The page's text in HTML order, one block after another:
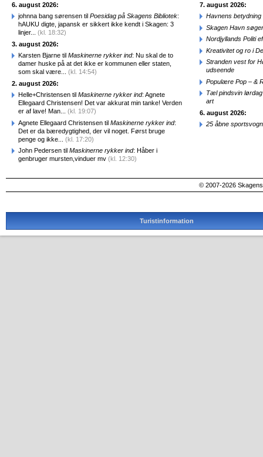
6. august 2026:
johnna bang sørensen til Poesidag på Skagens Bibliotek:
hAUKU digte, japansk er sikkert ikke kendt i Skagen: 3
linjer... (kl. 18:32)
3. august 2026:
Karsten Bjarne til Maskinerne rykker ind: Nu skal de to
damer huske på at det ikke er kommunen eller staten,
som skal være... (kl. 14:54)
2. august 2026:
Helle+Christensen til Maskinerne rykker ind: Agnete
Ellegaard Christensen! Det var akkurat min tanke! Verden
er af lave! Man... (kl. 19:07)
Agnete Ellegaard Christensen til Maskinerne rykker ind:
Det er da bæredygtighed, der vil noget. Først bruge
penge og ikke... (kl. 17:20)
John Pedersen til Maskinerne rykker ind: Håber i
genbruger mursten,vinduer mv (kl. 12:30)
7. august 2026:
Havnens betydning
Skagen Havn
Nordjyllands Politi
Kreativitet og ro i
Stranden vest for
udseende
Populære Pop – &
Tæl pindsvin
art
6. august 2026:
25 åbne
© 2007-2026
Turistinformation